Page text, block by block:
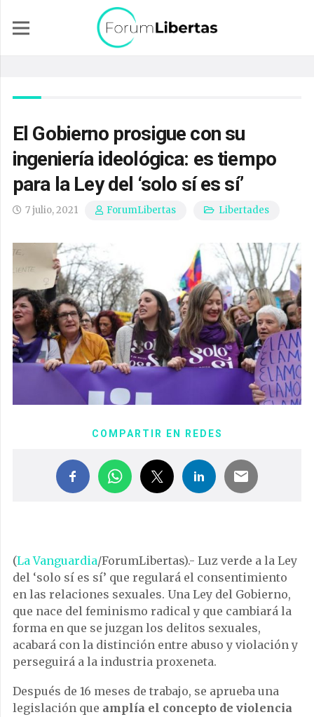
El Gobierno prosigue con su
ingeniería ideológica: es tiempo
para la Ley del ‘solo sí es sí’
7 julio, 2021 ForumLibertas Libertades
COMPARTIR EN REDES
(La Vanguardia/ForumLibertas).- Luz verde a la Ley
del ‘solo sí es sí’ que regulará el consentimiento
en las relaciones sexuales. Una Ley del Gobierno,
que nace del feminismo radical y que cambiará la
forma en que se juzgan los delitos sexuales,
acabará con la distinción entre abuso y violación y
perseguirá a la industria proxeneta.
Después de 16 meses de trabajo, se aprueba una
legislación que amplía el concepto de violencia